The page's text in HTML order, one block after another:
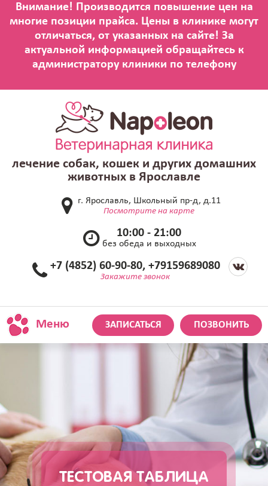
лечение собак, кошек и других домашних
животных в Ярославле
г. Ярославль, Школьный пр-д, д.11
Посмотрите на карте
10:00 - 21:00
без обеда и выходных
+7 (4852) 60-90-80, +79159689080
Закажите звонок
Меню ЗАПИСАТЬСЯ ПОЗВОНИТЬ
ТЕСТОВАЯ ТАБЛИЦА